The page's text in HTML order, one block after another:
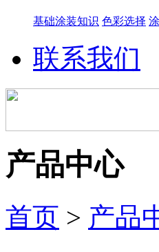
基础涂装知识 色彩选择
联系我们
产品中心
首页 > 产品